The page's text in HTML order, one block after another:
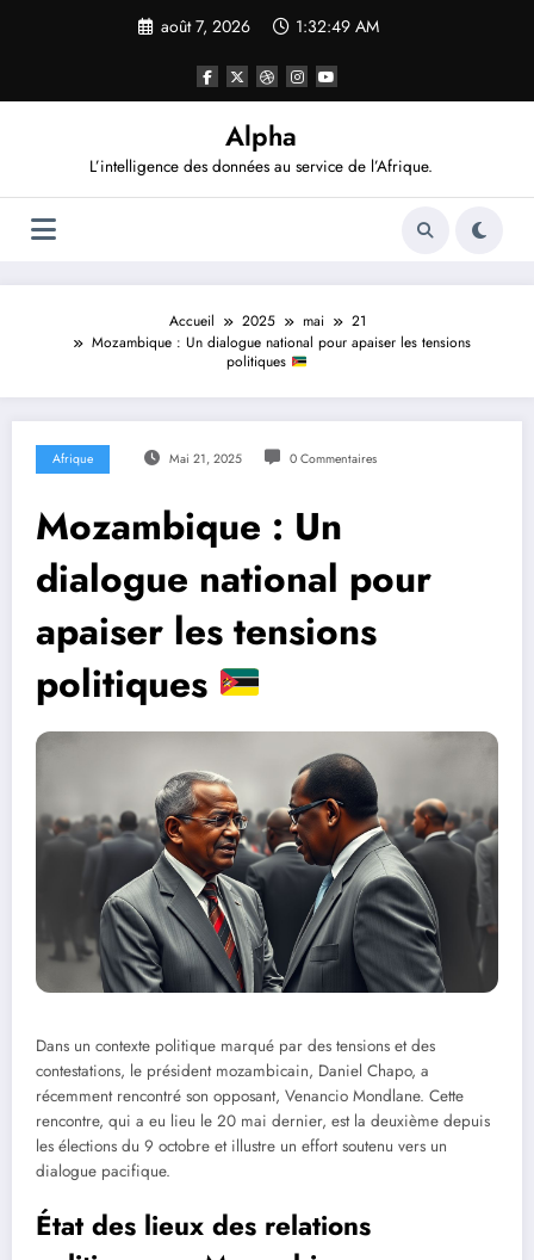
août 7, 2026 1:32:50 AM
Alpha
L’intelligence des données au service de l’Afrique.
Accueil 2025 mai
21
Mozambique : Un dialogue national pour apaiser les tensions
politiques
Afrique Mai 21, 2025 0 Commentaires
Mozambique : Un
dialogue national pour
apaiser les tensions
politiques
Dans un contexte politique marqué par des tensions et des
contestations, le président mozambicain, Daniel Chapo, a
récemment rencontré son opposant, Venancio Mondlane. Cette
rencontre, qui a eu lieu le 20 mai dernier, est la deuxième depuis
les élections du 9 octobre et illustre un effort soutenu vers un
dialogue pacifique.
État des lieux des relations